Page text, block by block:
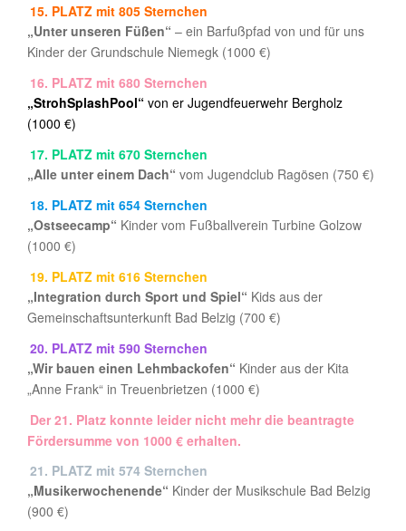
15. PLATZ mit 805 Sternchen
„Unter unseren Füßen“ – ein Barfußpfad von und für uns
Kinder der Grundschule Niemegk (1000 €)
16. PLATZ mit 680 Sternchen
„StrohSplashPool“ von er Jugendfeuerwehr Bergholz
(1000 €)
17. PLATZ mit 670 Sternchen
„Alle unter einem Dach“ vom Jugendclub Ragösen (750 €)
18. PLATZ mit 654 Sternchen
„Ostseecamp“ Kinder vom Fußballverein Turbine Golzow
(1000 €)
19. PLATZ mit 616 Sternchen
„Integration durch Sport und Spiel“ Kids aus der
Gemeinschaftsunterkunft Bad Belzig (700 €)
20. PLATZ mit 590 Sternchen
„Wir bauen einen Lehmbackofen“ Kinder aus der Kita
„Anne Frank“ in Treuenbrietzen (1000 €)
Der 21. Platz konnte leider nicht mehr die beantragte
Fördersumme von 1000 € erhalten.
21. PLATZ mit 574 Sternchen
„Musikerwochenende“ Kinder der Musikschule Bad Belzig
(900 €)